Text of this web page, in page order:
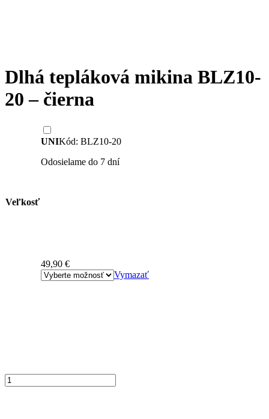
Dlhá tepláková mikina BLZ10-
20 – čierna
Veľkosť
UNIKód: BLZ10-20
Odosielame do 7 dní
49,90 €
Vymazať
množstvo
Dlhá